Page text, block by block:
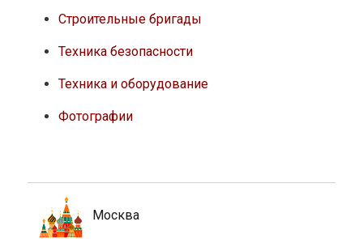
Строительные бригады
Техника безопасности
Техника и оборудование
Фотографии
Москва